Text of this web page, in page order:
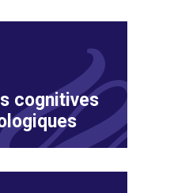
cognitives